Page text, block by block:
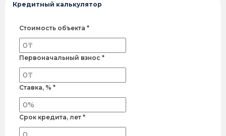
Кредитный калькулятор
Стоимость объекта *
Первоначальный взнос *
Ставка, % *
Срок кредита, лет *